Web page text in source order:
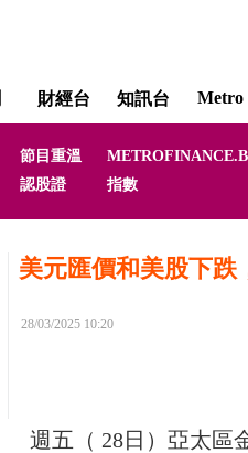
財經台 知訊台 Metro
節目重溫
認股證 指數
美元匯價和美股下跌
28/03/2025 10:20
週五（ 28日）亞太區